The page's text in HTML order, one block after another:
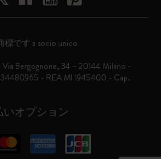
いオプション
です a socio unico
Bergognone, 34 – 20144 Milano -
- REA MI 1945400 - Cap.